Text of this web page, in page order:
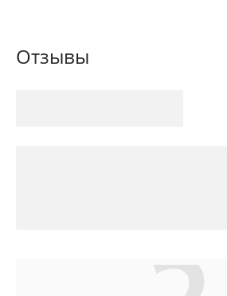
Отзывы